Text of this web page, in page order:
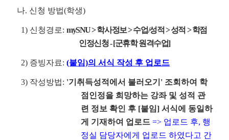
나. 신청 방법(학생)
1) 신청경로: mySNU > 학사정보 > 수업/성적 > 성적 > 학점
인정신청 - [군휴학 원격수업]
2) 증빙자료: (붙임)의 서식 작성 후 업로드
3) 작성방법: '기취득성적에서 불러오기' 조회하여 학
점인정을 희망하는 강좌 및 성적 관
련 정보 확인 후 [붙임] 서식에 동일하
게 기재하여 업로드 => 업로드 후, 행
정실 담당자에게 업로드 하였다고 간